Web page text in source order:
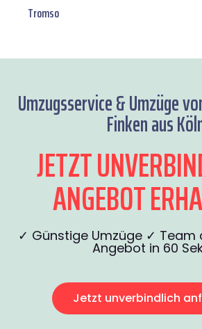
Tromso
Umzugsservice & Umzüge
Finken aus
JETZT
ANGEBOT
✓ Günstige Umzüge ✓ Team
Angebot in 60
Jetzt unverbindlich